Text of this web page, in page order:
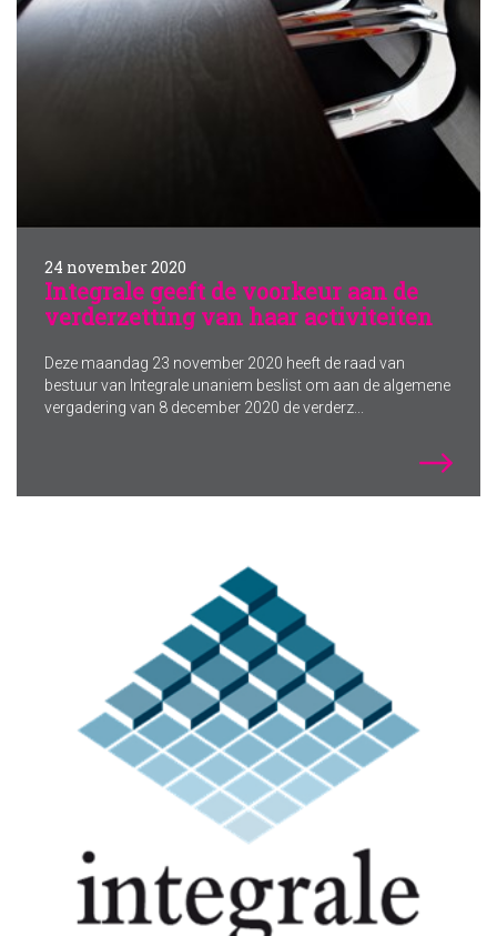
24 november 2020
Integrale geeft de voorkeur aan de
verderzetting van haar activiteiten
Deze maandag 23 november 2020 heeft de raad van
bestuur van Integrale unaniem beslist om aan de algemene
vergadering van 8 december 2020 de verderz...